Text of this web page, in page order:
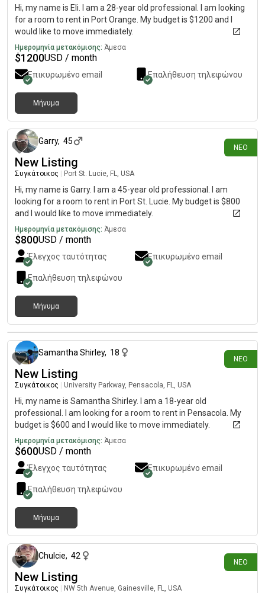
Hi, my name is Eli. I am a 28-year old professional. I am looking
for a room to rent in Port Orange. My budget is $1200 and I
would like to move immediately.
Ημερομηνία μετακόμισης: Άμεσα
$1200USD / month
Επικυρωμένο email Επαλήθευση τηλεφώνου
Μήνυμα
ΝΈΟ
Garry, 45
New Listing
Συγκάτοικος Port St. Lucie, FL, USA
Hi, my name is Garry. I am a 45-year old professional. I am
looking for a room to rent in Port St. Lucie. My budget is $800
and I would like to move immediately.
Ημερομηνία μετακόμισης: Άμεσα
$800USD / month
Έλεγχος ταυτότητας Επικυρωμένο email
Επαλήθευση τηλεφώνου
Μήνυμα
ΝΈΟ
περίπου 16 ώρες πριν
Samantha Shirley, 18
New Listing
Συγκάτοικος University Parkway, Pensacola, FL, USA
Hi, my name is Samantha Shirley. I am a 18-year old
professional. I am looking for a room to rent in Pensacola. My
budget is $600 and I would like to move immediately.
Ημερομηνία μετακόμισης: Άμεσα
$600USD / month
Έλεγχος ταυτότητας Επικυρωμένο email
Επαλήθευση τηλεφώνου
Μήνυμα
ΝΈΟ
Chulcie, 42
New Listing
Συγκάτοικος NW 5th Avenue, Gainesville, FL, USA